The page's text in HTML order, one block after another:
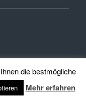
die bestmögliche
Mehr erfahren